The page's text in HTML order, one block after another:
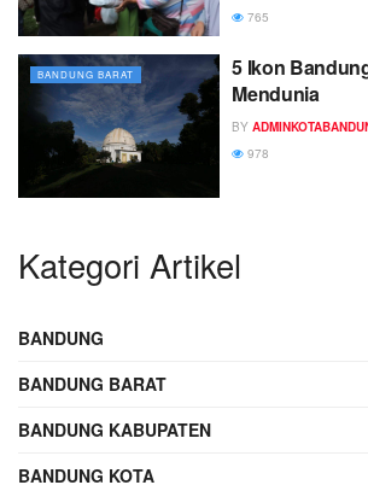
765
BANDUNG BARAT
5 Ikon
Mendunia
BY
978
Kategori Artikel
BANDUNG
BANDUNG BARAT
BANDUNG KABUPATEN
BANDUNG KOTA